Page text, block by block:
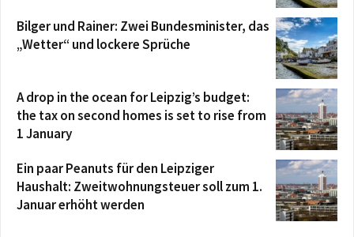
Bilger und Rainer: Zwei Bundesminister, das
„Wetter“ und lockere Sprüche
A drop in the ocean for Leipzig’s budget:
the tax on second homes is set to rise from
1 January
Ein paar Peanuts für den Leipziger
Haushalt: Zweitwohnungsteuer soll zum 1.
Januar erhöht werden